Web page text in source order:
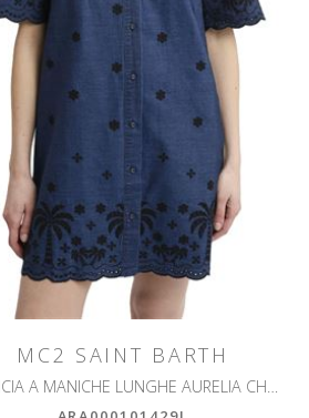
MC2 SAINT BARTH